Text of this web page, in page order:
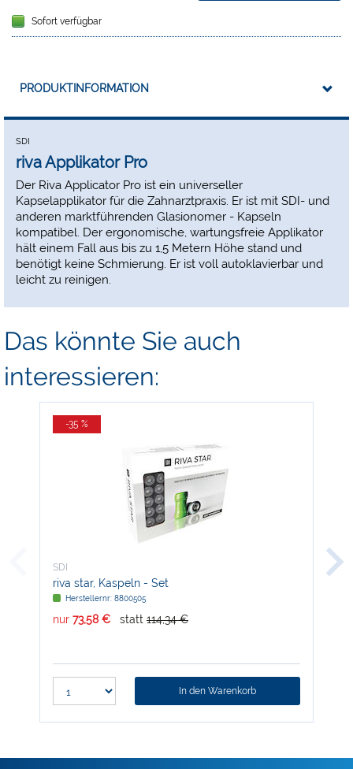
Sofort verfügbar
PRODUKTINFORMATION
SDI
riva Applikator Pro
Der Riva Applicator Pro ist ein universeller
Kapselapplikator für die Zahnarztpraxis. Er ist mit SDI- und
anderen marktführenden Glasionomer - Kapseln
kompatibel. Der ergonomische, wartungsfreie Applikator
hält einem Fall aus bis zu 1,5 Metern Höhe stand und
benötigt keine Schmierung. Er ist voll autoklavierbar und
leicht zu reinigen.
Das könnte Sie auch
interessieren:
-35 %
SDI
riva star, Kaspeln - Set
Herstellernr: 8800505
nur 73,58 € statt 114,34 €
In den Warenkorb
SDI